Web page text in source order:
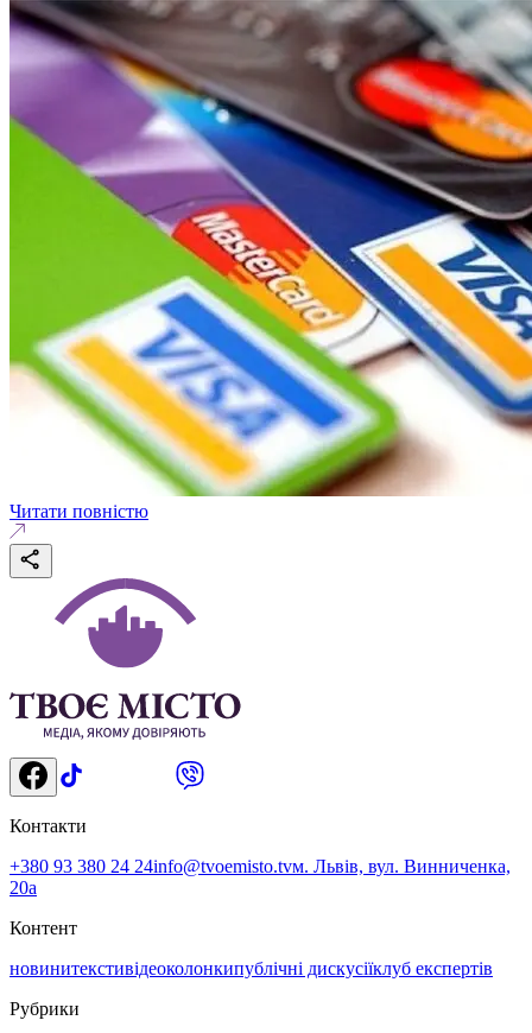
Читати повністю
Контакти
+380 93 380 24 24info@tvoemisto.tvм. Львів, вул. Винниченка,
20а
Контент
новинитекстивідеоколонкипублічні дискусіїклуб експертів
Рубрики